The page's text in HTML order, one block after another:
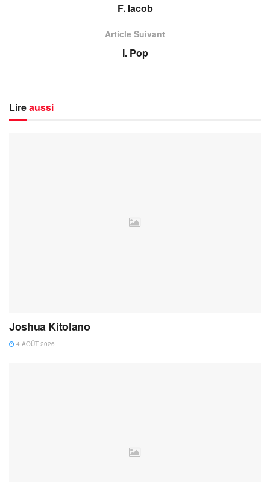
F. Iacob
Article Suivant
I. Pop
Lireaussi
Joshua Kitolano
4 AOÛT 2026